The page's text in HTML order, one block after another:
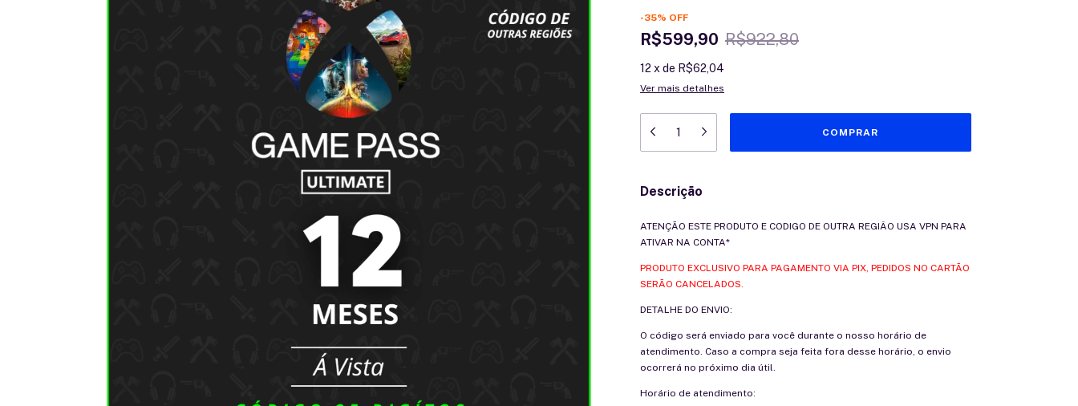
-35% OFF
R$599,90 R$922,80
12 x de R$62,04
Ver mais detalhes
Descrição
ATENÇÃO ESTE PRODUTO E CODIGO DE OUTRA REGIÂO USA VPN PARA
ATIVAR NA CONTA*
PRODUTO EXCLUSIVO PARA PAGAMENTO VIA PIX, PEDIDOS NO CARTÃO
SERÃO CANCELADOS.
DETALHE DO ENVIO:
O código será enviado para você durante o nosso horário de
atendimento. Caso a compra seja feita fora desse horário, o envio
ocorrerá no próximo dia útil.
Horário de atendimento: